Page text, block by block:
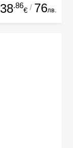
38.86
€ / 76лв.